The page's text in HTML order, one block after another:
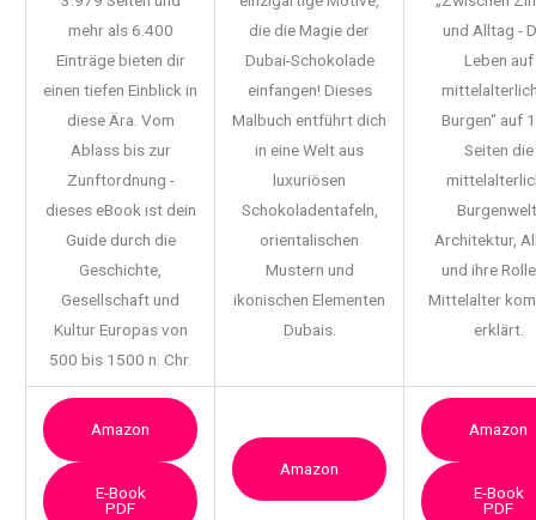
mehr als 6.400
Einträge bieten dir
einen tiefen Einblick in
diese Ära. Vom
Ablass bis zur
Zunftordnung -
dieses eBook ist dein
Guide durch die
Geschichte,
Gesellschaft und
Kultur Europas von
500 bis 1500 n. Chr.
die die Magie der
Dubai-Schokolade
einfangen! Dieses
Malbuch entführt dich
in eine Welt aus
luxuriösen
Schokoladentafeln,
orientalischen
Mustern und
ikonischen Elementen
Dubais.
und Alltag -
Leben auf
Burgen“ auf
Seiten die
Architektur,
und ihre
Mittelalter
erklärt.
Amazon
E-Book
PDF
Amazon
Amazon
E-Book
PDF